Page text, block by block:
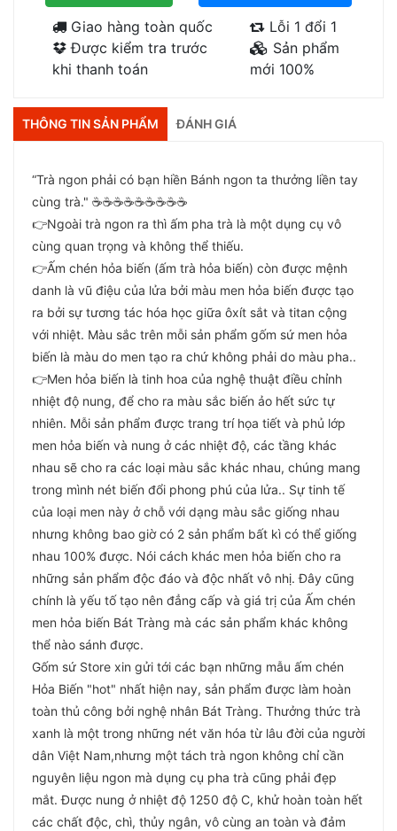
Giao hàng toàn quốc
Được kiểm tra trước
khi thanh toán
Lỗi 1 đổi 1
Sản phẩm
mới 100%
THÔNG TIN SẢN PHẨM ĐÁNH GIÁ
“Trà ngon phải có bạn hiền Bánh ngon ta thưởng liền tay
cùng trà." ☕️☕️☕️☕️☕️☕️☕️☕️☕️
👉Ngoài trà ngon ra thì ấm pha trà là một dụng cụ vô
cùng quan trọng và không thể thiếu.
👉Ấm chén hỏa biến (ấm trà hỏa biến) còn được mệnh
danh là vũ điệu của lửa bởi màu men hỏa biến được tạo
ra bởi sự tương tác hóa học giữa ôxít sắt và titan cộng
với nhiệt. Màu sắc trên mỗi sản phẩm gốm sứ men hỏa
biến là màu do men tạo ra chứ không phải do màu pha..
👉Men hỏa biến là tinh hoa của nghệ thuật điều chỉnh
nhiệt độ nung, để cho ra màu sắc biến ảo hết sức tự
nhiên. Mỗi sản phẩm được trang trí họa tiết và phủ lớp
men hỏa biến và nung ở các nhiệt độ, các tầng khác
nhau sẽ cho ra các loại màu sắc khác nhau, chúng mang
trong mình nét biến đổi phong phú của lửa.. Sự tinh tế
của loại men này ở chỗ với dạng màu sắc giống nhau
nhưng không bao giờ có 2 sản phẩm bất kì có thể giống
nhau 100% được. Nói cách khác men hỏa biến cho ra
những sản phẩm độc đáo và độc nhất vô nhị. Đây cũng
chính là yếu tố tạo nên đẳng cấp và giá trị của Ấm chén
men hỏa biến Bát Tràng mà các sản phẩm khác không
thể nào sánh được.
Gốm sứ Store xin gửi tới các bạn những mẫu ấm chén
Hỏa Biến "hot" nhất hiện nay, sản phẩm được làm hoàn
toàn thủ công bởi nghệ nhân Bát Tràng. Thưởng thức trà
xanh là một trong những nét văn hóa từ lâu đời của người
dân Việt Nam,nhưng một tách trà ngon không chỉ cần
nguyên liệu ngon mà dụng cụ pha trà cũng phải đẹp
mắt. Được nung ở nhiệt độ 1250 độ C, khử hoàn toàn hết
các chất độc, chì, thủy ngân, vô cùng an toàn và đảm